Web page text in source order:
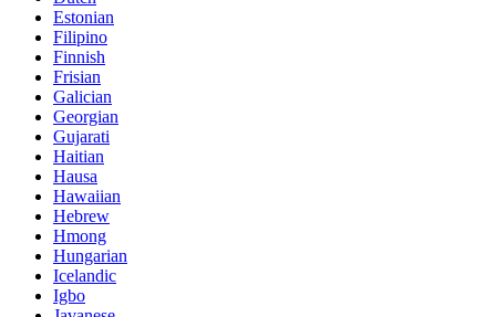
Estonian
Filipino
Finnish
Frisian
Galician
Georgian
Gujarati
Haitian
Hausa
Hawaiian
Hebrew
Hmong
Hungarian
Icelandic
Igbo